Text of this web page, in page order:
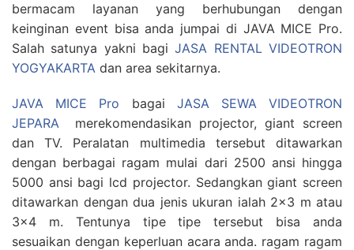
bermacam layanan yang berhubungan dengan
keinginan event bisa anda jumpai di JAVA MICE Pro.
Salah satunya yakni bagiJASA RENTAL VIDEOTRON
YOGYAKARTA dan area sekitarnya.
JAVA MICE Pro bagai JASA SEWA VIDEOTRON
JEPARA merekomendasikan projector, giant screen
dan TV. Peralatan multimedia tersebut ditawarkan
dengan berbagai ragam mulai dari 2500 ansi hingga
5000 ansi bagi lcd projector. Sedangkan giant screen
ditawarkan dengan dua jenis ukuran ialah 2×3 m atau
3×4 m. Tentunya tipe tipe tersebut bisa anda
sesuaikan dengan keperluan acara anda. ragam ragam